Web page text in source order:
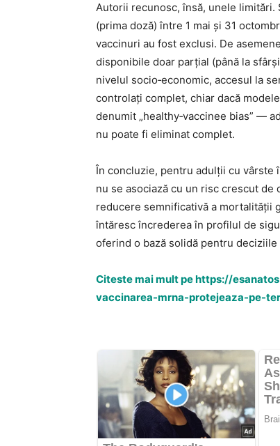
Autorii recunosc, însă, unele
(prima doză) între 1 mai și 31
vaccinuri au fost exclusi. De
disponibile doar parțial (până la
nivelul socio‑economic, accesul la
controlați complet, chiar dacă
denumit „healthy‑vaccinee bias” —
nu poate fi eliminat complet.
În concluzie, pentru adulţii cu vârste
nu se asociază cu un risc crescut
reducere semnificativă a mortalităţii
întăresc încrederea în profilul de
oferind o bază solidă pentru deciziile
Citeste mai mult pe https://
vaccinarea-mrna-protejeaza-pe-